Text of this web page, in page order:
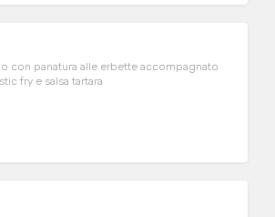
con panatura alle erbette accompagnato
fry e salsa tartara